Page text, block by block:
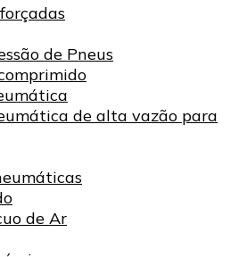
de Pneus
de alta vazão para
de Ar